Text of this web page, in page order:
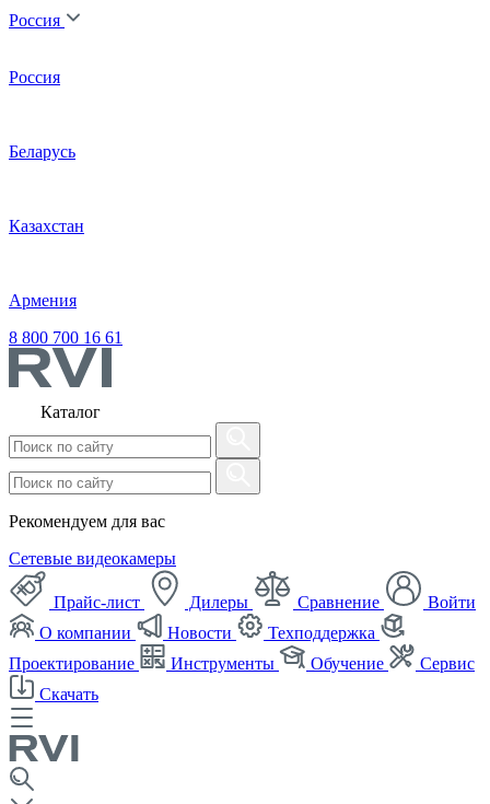
Россия
Россия
Беларусь
Казахстан
Армения
8 800 700 16 61
Каталог
Рекомендуем для вас
Сетевые видеокамеры
Прайс-лист Дилеры Сравнение
Войти
О компании
Новости
Техподдержка
Проектирование
Инструменты Обучение
Сервис
Скачать